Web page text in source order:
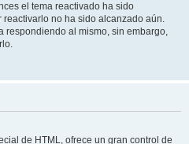
el tema reactivado ha sido
no ha sido alcanzado aún.
respondiendo al mismo, sin embargo,
de HTML, ofrece un gran control de